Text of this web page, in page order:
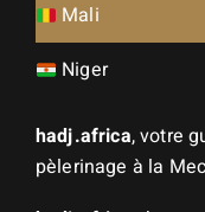
Mali
Niger
hadj.africa, votre
pèlerinage à la